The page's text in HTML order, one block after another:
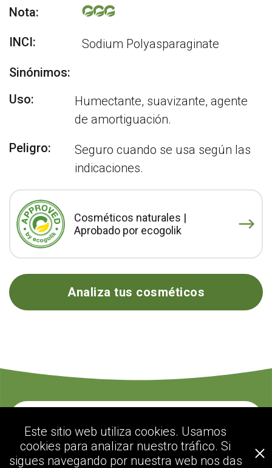
Nota:
INCI:
Sodium Polyasparaginate
Sinónimos:
Uso:
Humectante, suavizante, agente
de amortiguación.
Peligro:
Seguro cuando se usa según las
indicaciones.
Cosméticos naturales |
Aprobado por ecogolik
Analiza tus cosméticos
Este sitio web utiliza cookies. Usamos
cookies para analizar nuestro tráfico. Si
sigues navegando por nuestra web nos das